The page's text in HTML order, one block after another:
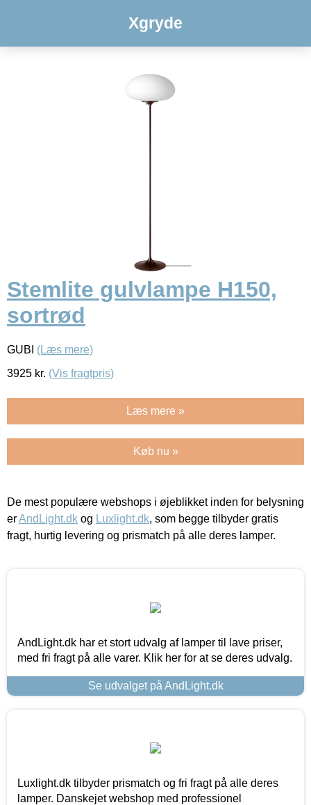
Xgryde
Stemlite gulvlampe H150,
sortrød
GUBI (Læs mere)
3925 kr. (Vis fragtpris)
Læs mere »
Køb nu »
De mest populære webshops i øjeblikket inden for belysning
erAndLight.dk og Luxlight.dk, som begge tilbyder gratis
fragt, hurtig levering og prismatch på alle deres lamper.
AndLight.dk har et stort udvalg af lamper til lave priser,
med fri fragt på alle varer. Klik her for at se deres udvalg.
Se udvalget på AndLight.dk
Luxlight.dk tilbyder prismatch og fri fragt på alle deres
lamper. Danskejet webshop med professionel